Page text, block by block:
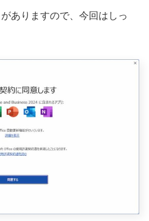
ありますので、今回はしっ